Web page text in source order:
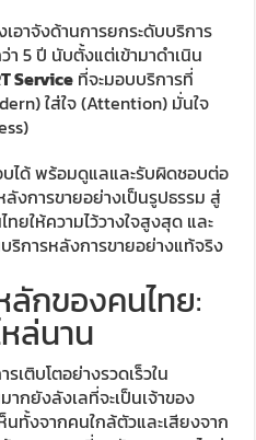
เอาจังด้านการยกระดับบริการ
5 ปี นับตั้งแต่เข้ามาดำเนิน
Service ที่จะมอบบริการที่
ใส่ใจ (Attention) มั่นใจ
ได้ พร้อมดูแลและรับผิดชอบต่อ
งการขายอย่างเป็นรูปธรรม สู่
ให้ความไว้วางใจสูงสุด และ
การหลังการขายอย่างแท้จริง
กของคนไทย:
ล่นาน
เติบโตอย่างรวดเร็วใน
ากยังลังเลที่จะเป็นเจ้าของ
นทั้งจากคนใกล้ตัวและเสียงจาก